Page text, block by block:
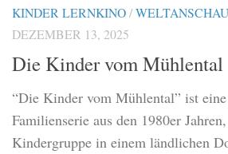
KINDER LERNKINO/
DEZEMBER 13, 2025
Die Kinder vom Mühlental
“Die Kinder vom Mühlental” ist
Familienserie aus den 1980er
Kindergruppe in einem ländlichen